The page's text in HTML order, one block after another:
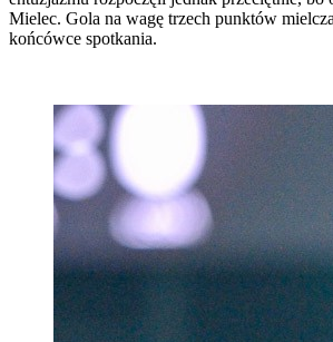
Mielec. Gola na wagę trzech punktów
końcówce spotkania.